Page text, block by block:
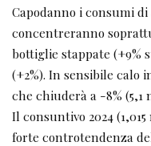
Capodanno i consumi
concentreranno
bottiglie stappate (+9%
(+2%). In sensibile calo
che chiuderà a -8% (5,1
Il consuntivo 2024
forte controtendenza